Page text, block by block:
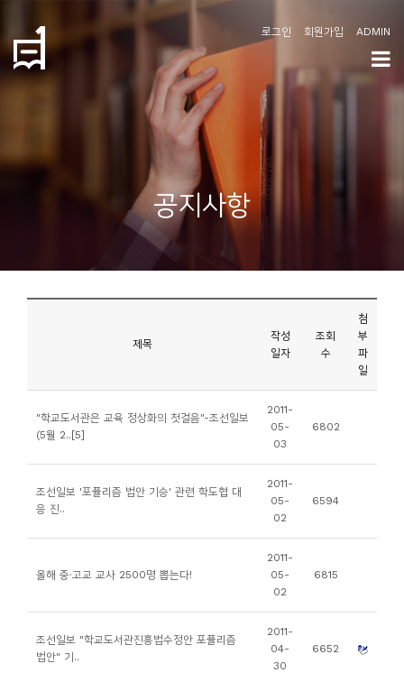
로그인 회원가입 ADMIN
공지사항
제목
작성
일자
조회
수
첨
부
파
일
"학교도서관은 교육 정상화의 첫걸음"-조선일보
(5월 2..[5]
2011-
05-
03
6802
조선일보 '포퓰리즘 법안 기승' 관련 학도협 대
응 진..
2011-
05-
02
6594
올해 중·고교 교사 2500명 뽑는다!
2011-
05-
02
6815
조선일보 "학교도서관진흥법수정안 포퓰리즘
법안" 기..
2011-
04-
30
6652
지
사